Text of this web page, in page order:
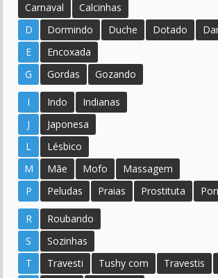
Carnaval
Calcinhas
D
Dormindo Duche Dotado
E
Encoxada
G
Gordas Gozando
I Indo
Indianas
J
Japonesa
L
Lésbico
M
Mãe Mofo
Massagem
P
Peludas Praias Prostituta
R
Roubando
S
Sozinhas
T
Travesti Tushy com Travestis